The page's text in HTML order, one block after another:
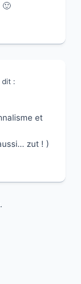
🙂
dit :
et
zut ! )